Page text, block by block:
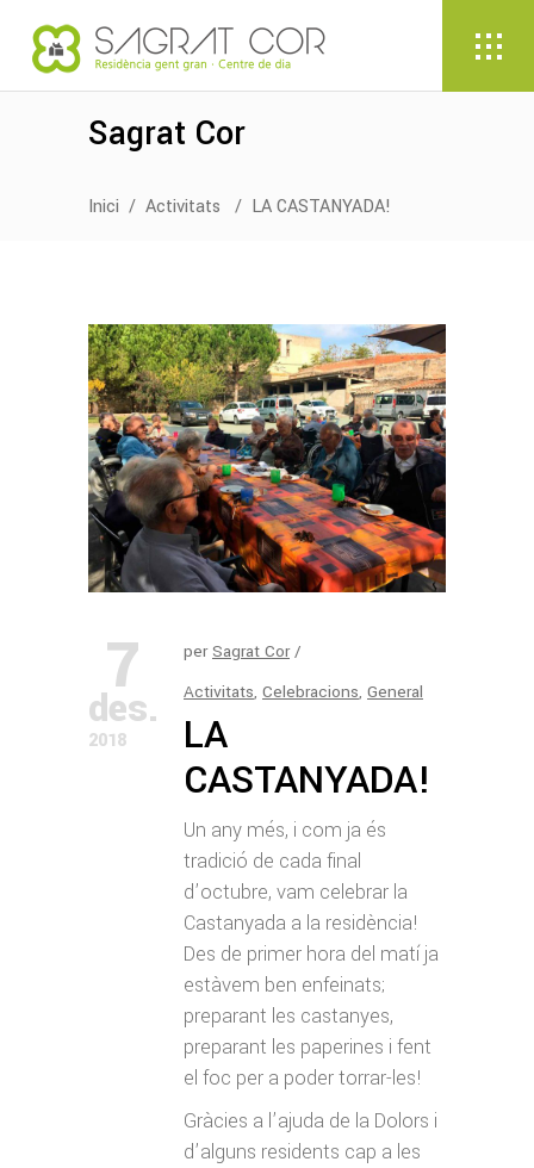
Sagrat Cor
Inici / Activitats / LA CASTANYADA!
7
des.
2018
perSagrat Cor
Activitats, Celebracions, General
LA
CASTANYADA!
Un any més, i com ja és
tradició de cada final
d’octubre, vam celebrar la
Castanyada a la residència!
Des de primer hora del matí ja
estàvem ben enfeinats;
preparant les castanyes,
preparant les paperines i fent
el foc per a poder torrar-les!
Gràcies a l’ajuda de la Dolors i
d’alguns residents cap a les